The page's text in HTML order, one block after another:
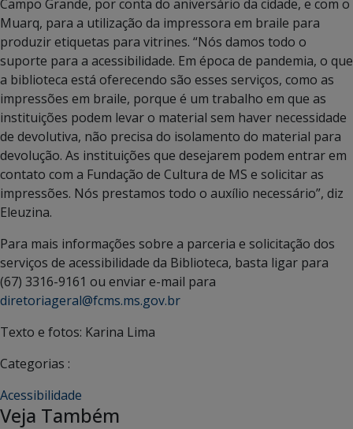
Campo Grande, por conta do aniversário da cidade, e com o
Muarq, para a utilização da impressora em braile para
produzir etiquetas para vitrines. “Nós damos todo o
suporte para a acessibilidade. Em época de pandemia, o que
a biblioteca está oferecendo são esses serviços, como as
impressões em braile, porque é um trabalho em que as
instituições podem levar o material sem haver necessidade
de devolutiva, não precisa do isolamento do material para
devolução. As instituições que desejarem podem entrar em
contato com a Fundação de Cultura de MS e solicitar as
impressões. Nós prestamos todo o auxílio necessário”, diz
Eleuzina.
Para mais informações sobre a parceria e solicitação dos
serviços de acessibilidade da Biblioteca, basta ligar para
(67) 3316-9161 ou enviar e-mail para
diretoriageral@fcms.ms.gov.br
Texto e fotos: Karina Lima
Categorias :
Acessibilidade
Veja Também